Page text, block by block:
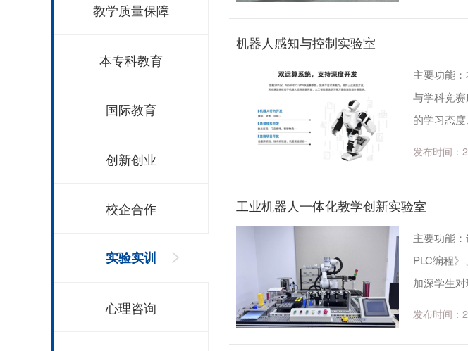
教学质量保障
本专科教育
国际教育
创新创业
校企合作
实验实训
心理咨询
机器人感知与控制实验室
主要功能
与学科竞
的学习态
发布时间：
工业机器人一体化教学创新实验室
主要功能
PLC编程
加深学生
发布时间：